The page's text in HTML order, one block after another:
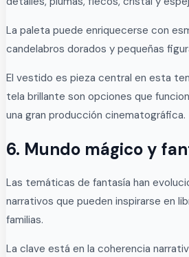
La paleta puede enriquecerse con
candelabros dorados y pequeñas
El vestido es pieza central en esta
tela brillante son opciones que
una gran producción cinematográfica.
6. Mundo mágico y
Las temáticas de fantasía han
narrativos que pueden inspirarse en
familias.
La clave está en la coherencia